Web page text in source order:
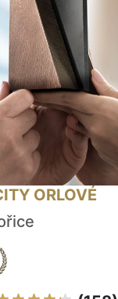
ORLOVÉ